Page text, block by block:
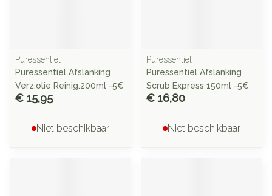
Puressentiel
Puressentiel Afslanking
Verz.olie Reinig.200ml -5€
€ 15,95
Niet beschikbaar
Puressentiel
Puressentiel Afslanking
Scrub Express 150ml -5€
€ 16,80
Niet beschikbaar